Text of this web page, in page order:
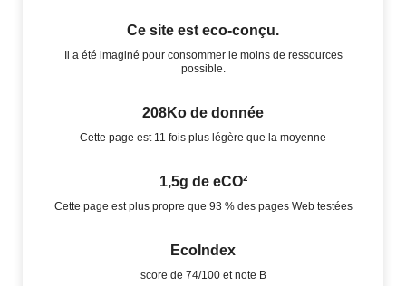
Ce site est eco-conçu.
Il a été imaginé pour consommer le moins de ressources
possible.
208Ko de donnée
Cette page est 11 fois plus légère que la moyenne
1,5g de eCO²
Cette page est plus propre que 93 % des pages Web testées
EcoIndex
score de 74/100 et note B